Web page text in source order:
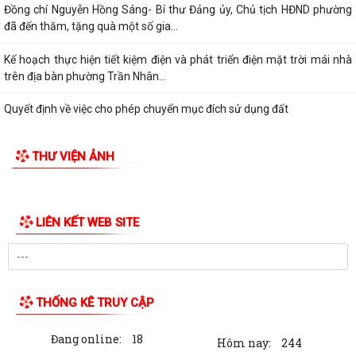
Đồng chí Nguyễn Hồng Sáng- Bí thư Đảng ủy, Chủ tịch HĐND phường
đã đến thăm, tặng quà một số gia...
Kế hoạch thực hiện tiết kiệm điện và phát triển điện mặt trời mái nhà
trên địa bàn phường Trần Nhân...
Quyết định về việc cho phép chuyển mục đích sử dụng đất
định kỳ, khám sàng lọc miễn...
Hội nghị triển khai Kế hoạch tổ chức Hội trại Thanh thiếu nhi phường
Trần Nhân Tông năm 2026
năm 2026 và công tác phòng, chống...
Hoàng Gián long trọng tổ chức Lễ công bố Nghị quyết thành lập Tổ dân
THƯ VIỆN ẢNH